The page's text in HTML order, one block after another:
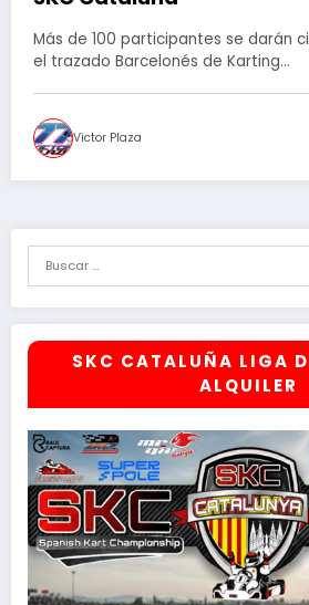
Más de 100 participantes se darán
el trazado Barcelonés de Karting…
Victor Plaza
SKC CATALUÑA LIGA
ALQUILER